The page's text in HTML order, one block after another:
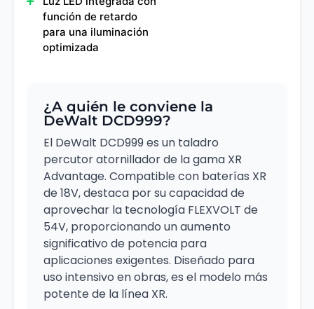
función de retardo
para una iluminación
optimizada
¿A quién le conviene la
DeWalt DCD999?
El DeWalt DCD999 es un taladro
percutor atornillador de la gama XR
Advantage. Compatible con baterías XR
de 18V, destaca por su capacidad de
aprovechar la tecnología FLEXVOLT de
54V, proporcionando un aumento
significativo de potencia para
aplicaciones exigentes. Diseñado para
uso intensivo en obras, es el modelo más
potente de la línea XR.